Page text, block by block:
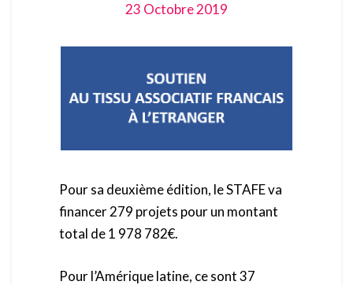
23 Octobre 2019
Pour sa deuxième édition, le STAFE va
financer 279 projets pour un montant
total de 1 978 782€.
Pour l’Amérique latine, ce sont 37